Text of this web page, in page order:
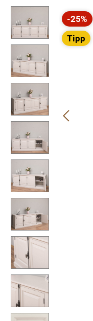
Bildergalerie
-25%
Rabatt
Tipp